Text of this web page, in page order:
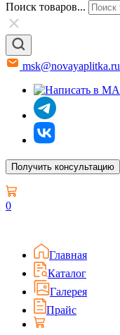
Поиск товаров...
msk@novayaplitka.ru
Получить консультацию
0
Главная
Каталог
Галерея
Прайс